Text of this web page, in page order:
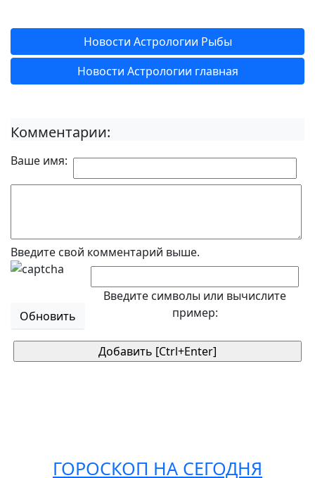
Новости Астрологии Рыбы
Новости Астрологии главная
Комментарии:
Ваше имя:
Введите свой комментарий выше.
Обновить
Введите символы или вычислите
пример:
ГОРОСКОП НА СЕГОДНЯ